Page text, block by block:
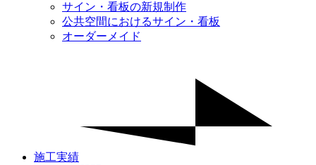
サイン・看板の新規制作
公共空間におけるサイン・看板
オーダーメイド
施工実績